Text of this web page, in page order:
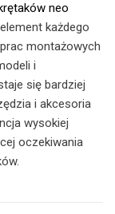
neo
każdego
montażowych
i
się bardziej
i akcesoria
wysokiej
oczekiwania